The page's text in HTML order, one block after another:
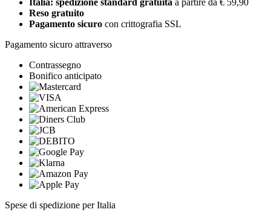
Reso gratuito
Pagamento sicuro con crittografia SSL
Pagamento sicuro attraverso
Contrassegno
Bonifico anticipato
Spese di spedizione per Italia